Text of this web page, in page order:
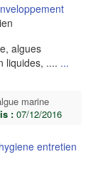
algues
liquides, .... ...
marine
: 07/12/2016
entretien